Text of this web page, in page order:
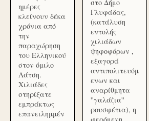
ημέρες
κλείνουν δέκα
χρόνια από
την
παραχώρηση
του Ελληνικού
στον όμιλο
Λάτση.
Χιλιάδες
στηρίξατε
εμπράκτως
επανειλημμέν
στο Δήμο
Γλυφάδας,
(κατάλυση
εντολής
χιλιάδων
ψηφοφόρων ,
εξαγορά
αντιπολιτευόμ
ενων και
αναρίθμητα
''γαλάζια''
ρουσφέτια), η